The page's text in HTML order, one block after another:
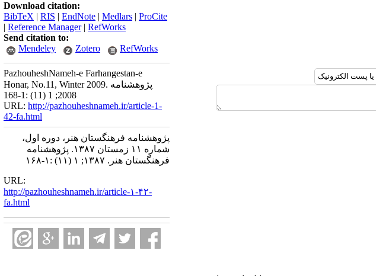
Download citation:
BibTeX | RIS | EndNote | Medlars | ProCite
| Reference Manager| RefWorks
Send citation to:
Mendeley
Zotero RefWorks
PazhouheshNameh-e Farhangestan-e
Honar, No.11, Winter 2009. پژوهشنامه
2008; 1 (11) :1-168
URL: http://pazhouheshnameh.ir/article-1-
42-fa.html
پژوهشنامه فرهنگستان هنر، دوره اول،
شماره ۱۱ زمستان ۱۳۸۷. پژوهشنامه
فرهنگستان هنر. ۱۳۸۷; ۱ (۱۱) :۱-۱۶۸
URL:
http://pazhouheshnameh.ir/article-۱-۴۲-
fa.html